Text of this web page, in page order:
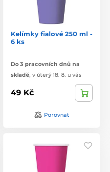
Kelímky fialové 250 ml -
6 ks
Do 3 pracovních dnů na
skladě, v úterý 18. 8. u vás
49 Kč
Porovnat